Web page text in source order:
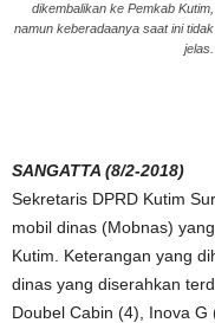
dikembalikan ke Pemkab Kutim,
namun keberadaanya saat ini tidak
jelas.
SANGATTA (8/2-2018)
Sekretaris DPRD Kutim
mobil dinas (Mobnas)
Kutim. Keterangan yang
dinas yang diserahkan
Doubel Cabin (4), Inova